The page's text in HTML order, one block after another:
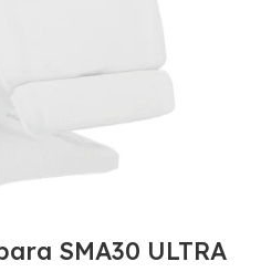
SMA30 ULTRA